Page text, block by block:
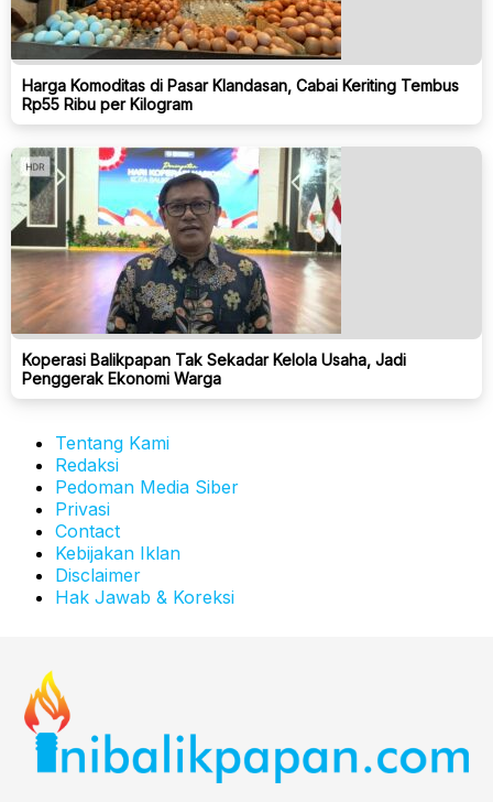
Harga Komoditas di Pasar Klandasan, Cabai Keriting Tembus
Rp55 Ribu per Kilogram
Koperasi Balikpapan Tak Sekadar Kelola Usaha, Jadi
Penggerak Ekonomi Warga
Tentang Kami
Redaksi
Pedoman Media Siber
Privasi
Contact
Kebijakan Iklan
Disclaimer
Hak Jawab & Koreksi